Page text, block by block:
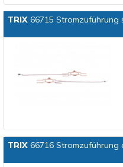
TRIX66715 Stromzuführung
TRIX66716 Stromzuführung